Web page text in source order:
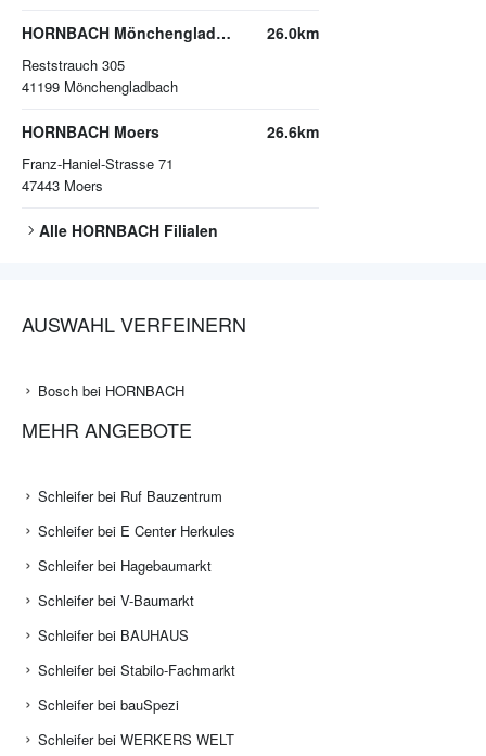
HORNBACH Mönchengladbach
Reststrauch 305
41199 Mönchengladbach
26.0km
HORNBACH Moers
Franz-Haniel-Strasse 71
47443 Moers
26.6km
Alle HORNBACH Filialen
AUSWAHL VERFEINERN
Bosch bei HORNBACH
MEHR ANGEBOTE
Schleifer bei Ruf Bauzentrum
Schleifer bei E Center Herkules
Schleifer bei Hagebaumarkt
Schleifer bei V-Baumarkt
Schleifer bei BAUHAUS
Schleifer bei Stabilo-Fachmarkt
Schleifer bei bauSpezi
Schleifer bei WERKERS WELT